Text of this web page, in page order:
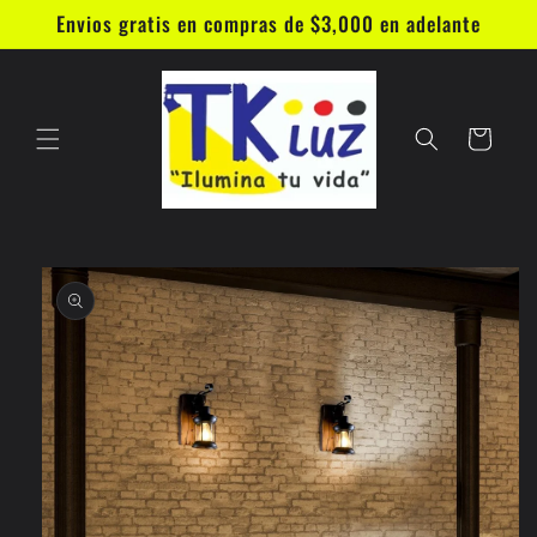
directamente
al contenido
Envios gratis en compras de $3,000 en adelante
Carrito
directamente
información
del producto